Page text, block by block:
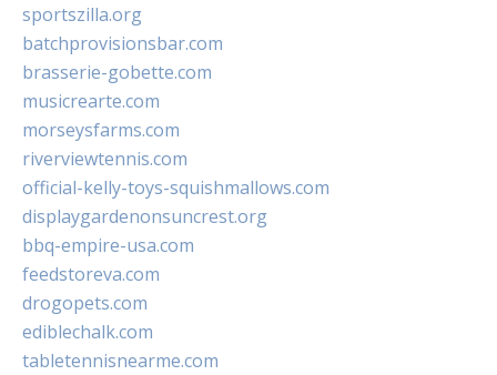
sportszilla.org
batchprovisionsbar.com
brasserie-gobette.com
musicrearte.com
morseysfarms.com
riverviewtennis.com
official-kelly-toys-squishmallows.com
displaygardenonsuncrest.org
bbq-empire-usa.com
feedstoreva.com
drogopets.com
ediblechalk.com
tabletennisnearme.com